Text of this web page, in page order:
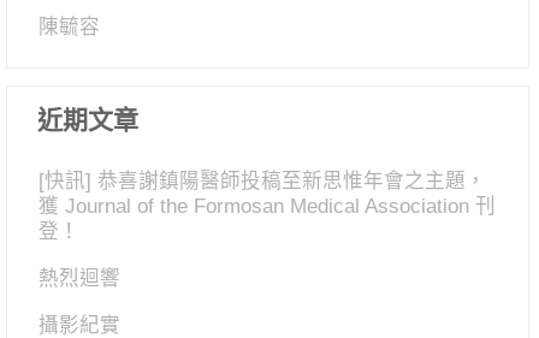
陳毓容
近期文章
[快訊] 恭喜謝鎮陽醫師投稿至新思惟年會之主題，
獲 Journal of the Formosan Medical Association 刊
登！
熱烈迴響
攝影紀實